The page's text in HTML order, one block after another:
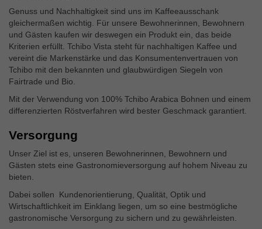
Genuss und Nachhaltigkeit sind uns im Kaffeeausschank
gleichermaßen wichtig. Für unsere Bewohnerinnen, Bewohnern
und Gästen kaufen wir deswegen ein Produkt ein, das beide
Kriterien erfüllt. Tchibo Vista steht für nachhaltigen Kaffee und
vereint die Markenstärke und das Konsumentenvertrauen von
Tchibo mit den bekannten und glaubwürdigen Siegeln von
Fairtrade und Bio.
Mit der Verwendung von 100% Tchibo Arabica Bohnen und einem
differenzierten Röstverfahren wird bester Geschmack garantiert.
Versorgung
Unser Ziel ist es, unseren Bewohnerinnen, Bewohnern und
Gästen stets eine Gastronomieversorgung auf hohem Niveau zu
bieten.
Dabei sollen Kundenorientierung, Qualität, Optik und
Wirtschaftlichkeit im Einklang liegen, um so eine bestmögliche
gastronomische Versorgung zu sichern und zu gewährleisten.